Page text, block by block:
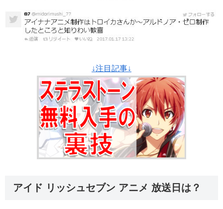
↓注目記事↓
アイド リッシュセブン アニメ 放送日は？